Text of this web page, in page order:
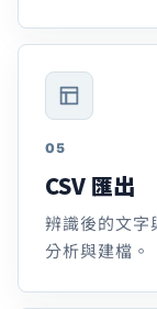
05
CSV 匯出
辨識後的文字
分析與建檔。